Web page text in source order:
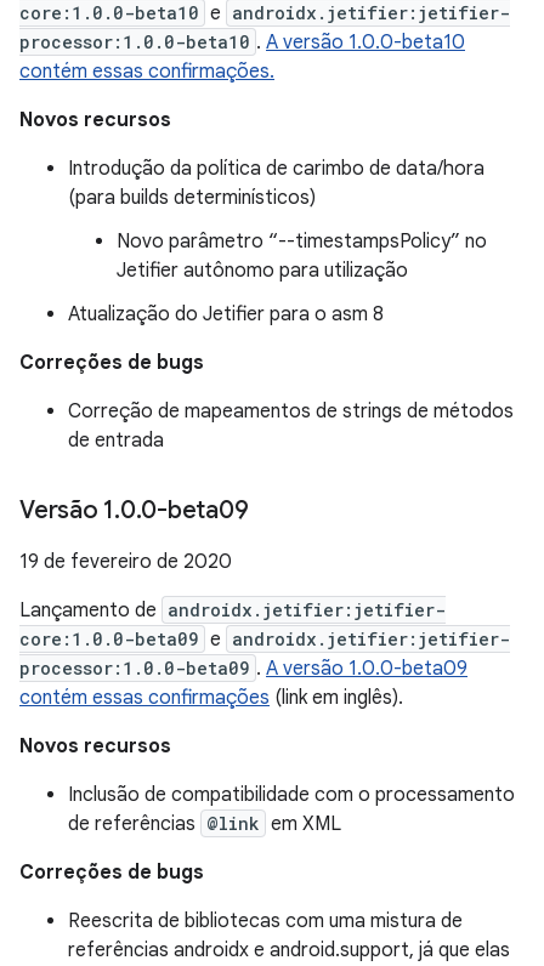
core:1.0.0-beta10 e androidx.jetifier:jetifier-
processor:1.0.0-beta10 . A versão 1.0.0-beta10
contém essas confirmações.
Novos recursos
Introdução da política de carimbo de data/hora
(para builds determinísticos)
Novo parâmetro “--timestampsPolicy” no
Jetifier autônomo para utilização
Atualização do Jetifier para o asm 8
Correções de bugs
Correção de mapeamentos de strings de métodos
de entrada
Versão 1.0.0-beta09
19 de fevereiro de 2020
Lançamento de androidx.jetifier:jetifier-
core:1.0.0-beta09 e androidx.jetifier:jetifier-
processor:1.0.0-beta09 . A versão 1.0.0-beta09
contém essas confirmações (link em inglês).
Novos recursos
Inclusão de compatibilidade com o processamento
de referências @link em XML
Correções de bugs
Reescrita de bibliotecas com uma mistura de
referências androidx e android.support, já que elas